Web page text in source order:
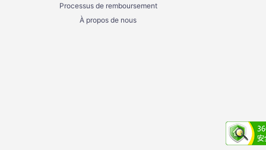
Processus de remboursement
À propos de nous